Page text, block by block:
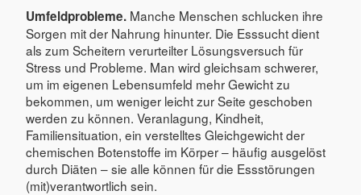
Umfeldprobleme. Manche Menschen schlucken ihre
Sorgen mit der Nahrung hinunter. Die Esssucht dient
als zum Scheitern verurteilter Lösungsversuch für
Stress und Probleme. Man wird gleichsam schwerer,
um im eigenen Lebensumfeld mehr Gewicht zu
bekommen, um weniger leicht zur Seite geschoben
werden zu können. Veranlagung, Kindheit,
Familiensituation, ein verstelltes Gleichgewicht der
chemischen Botenstoffe im Körper – häufig ausgelöst
durch Diäten – sie alle können für die Essstörungen
(mit)verantwortlich sein.